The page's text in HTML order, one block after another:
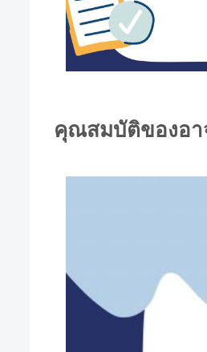
คุณสมบัติของอา